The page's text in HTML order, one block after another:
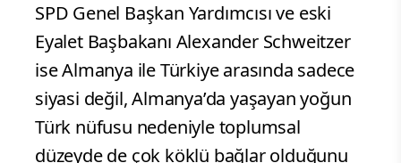
SPD Genel Başkan Yardımcısı ve eski
Eyalet Başbakanı Alexander Schweitzer
ise Almanya ile Türkiye arasında sadece
siyasi değil, Almanya’da yaşayan yoğun
Türk nüfusu nedeniyle toplumsal
düzeyde de çok köklü bağlar olduğunu